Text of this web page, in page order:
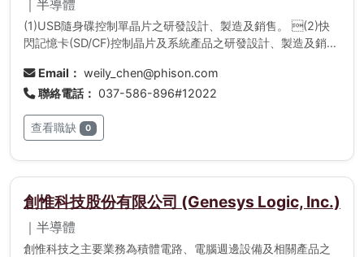
｜半導體
(1)USB隨身碟控制單晶片之研發設計、製造及銷售。 (2)快
閃記憶卡(SD/CF)控制晶片及系統產品之研發設計、製造及銷
造及銷售。 (4)智慧型手機、平板電腦等行動裝置的內嵌式
Flash 應用產品之控制晶片： 如 eMMC、UFS等。
Email： weily_chen@phison.com
聯絡電話： 037-586-896#12022
查看職缺 0
創惟科技股份有限公司 (Genesys Logic, Inc.)
｜半導體
創惟科技之主要業務為積體電路、電腦週邊設備及相關產品之